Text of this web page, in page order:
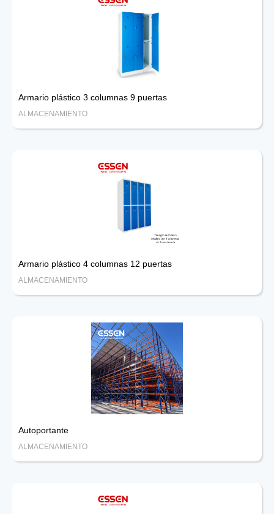
Armario plástico 3 columnas 9 puertas
ALMACENAMIENTO
Armario plástico 4 columnas 12 puertas
ALMACENAMIENTO
Autoportante
ALMACENAMIENTO